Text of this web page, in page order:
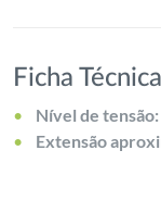
Ficha Técnica
Nível de tensão:
Extensão